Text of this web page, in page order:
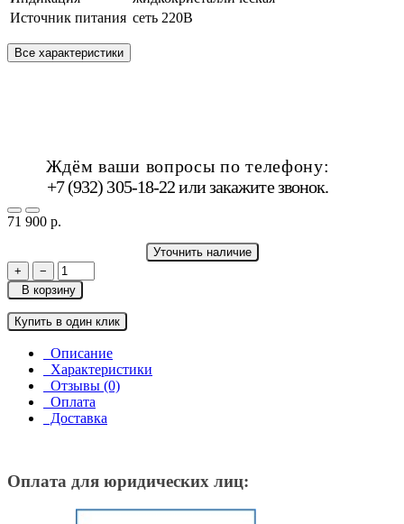
Источник питания сеть 220В
Все характеристики
Ждём ваши вопросы по телефону:
+7 (932) 305-18-22 илизакажите звонок.
71 900 р.
Уточнить наличие
+
−
В корзину
Купить в один клик
Описание
Характеристики
Отзывы (0)
Оплата
Доставка
Оплата для юридических лиц: